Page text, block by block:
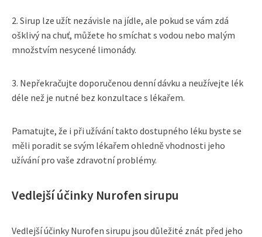
2. Sirup lze užít nezávisle na jídle, ale pokud se vám zdá
ošklivý na chuť, můžete ho smíchat s vodou nebo malým
množstvím nesycené limonády.
3. Nepřekračujte doporučenou denní dávku a neužívejte lék
déle než je nutné bez konzultace s lékařem.
Pamatujte, že i při užívání takto dostupného léku byste se
měli poradit se svým lékařem ohledně vhodnosti jeho
užívání pro vaše zdravotní problémy.
Vedlejší účinky Nurofen sirupu
Vedlejší účinky Nurofen sirupu jsou důležité znát před jeho